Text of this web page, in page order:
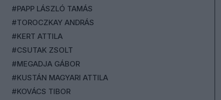
#PAPP LÁSZLÓ TAMÁS
#TOROCZKAY ANDRÁS
#KERT ATTILA
#CSUTAK ZSOLT
#MEGADJA GÁBOR
#KUSTÁN MAGYARI ATTILA
#KOVÁCS TIBOR